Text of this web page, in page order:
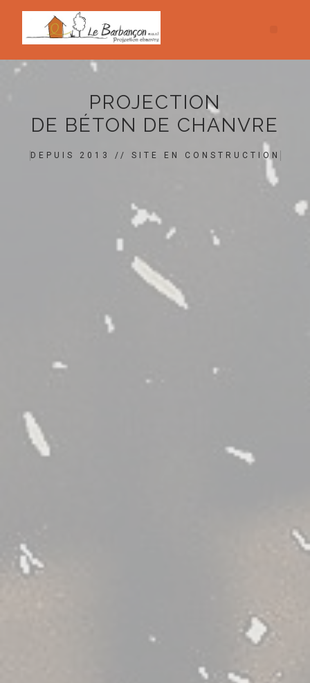
PROJECTION
DE BÉTON DE CHANVRE
DEPUIS 2013 // SITE EN CONSTRUCTION